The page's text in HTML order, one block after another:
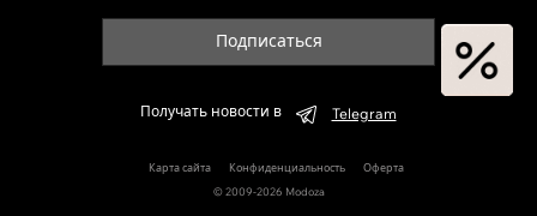
Подписаться
Получать новости в Telegram
Карта сайта Конфиденциальность
Оферта
© 2009-2026 Modoza